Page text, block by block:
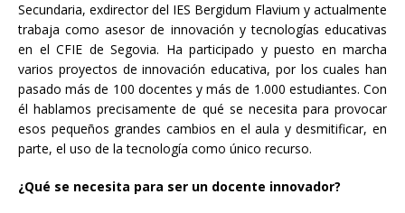
Secundaria, exdirector del IES Bergidum Flavium y actualmente
trabaja como asesor de innovación y tecnologías educativas
en el CFIE de Segovia. Ha participado y puesto en marcha
varios proyectos de innovación educativa, por los cuales han
pasado más de 100 docentes y más de 1.000 estudiantes. Con
él hablamos precisamente de qué se necesita para provocar
esos pequeños grandes cambios en el aula y desmitificar, en
parte, el uso de la tecnología como único recurso.
¿Qué se necesita para ser un docente innovador?